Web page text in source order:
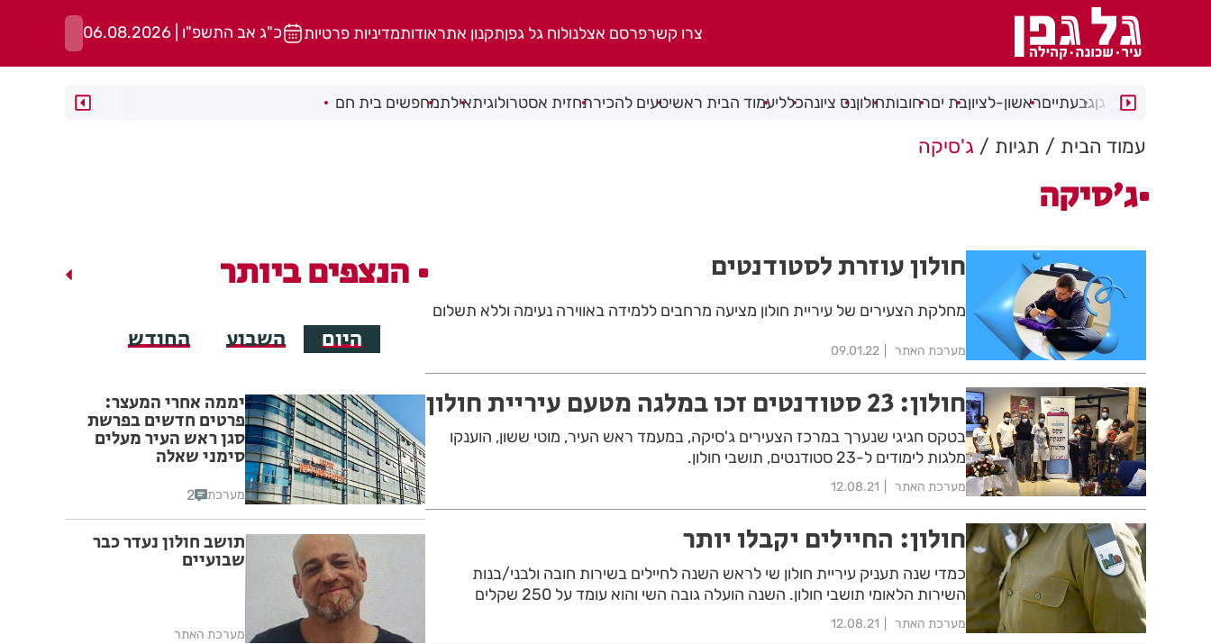
צרו קשרפרסם אצלנולוח גל גפןתקנון אתראודותמדיניות פרטיות כ"ג אב התשפ"ו | 06.08.2026
רמת גןגבעתייםראשון-לציוןבת יםרחובותחולוןנס ציונהכלליעמוד הבית ראשיטעים להכירתחזית אסטרולוגיתאילתמחפשים בית חם
עמוד הבית תגיות ג'סיקה
ג'סיקה
חולון עוזרת לסטודנטים
מחלקת הצעירים של עיריית חולון מציעה מרחבים ללמידה באווירה נעימה וללא תשלום
מערכת האתר 09.01.22
חולון: 23 סטודנטים זכו במלגה מטעם עיריית חולון
בטקס חגיגי שנערך במרכז הצעירים ג'סיקה, במעמד ראש העיר, מוטי ששון, הוענקו
מלגות לימודים ל-23 סטודנטים, תושבי חולון.
מערכת האתר 12.08.21
חולון: החיילים יקבלו יותר
כמדי שנה תעניק עיריית חולון שי לראש השנה לחיילים בשירות חובה ולבני/בנות
השירות הלאומי תושבי חולון. השנה הועלה גובה השי והוא עומד על 250 שקלים
מערכת האתר 12.08.21
הנצפים ביותר
היום השבוע החודש
יממה אחרי המעצר:
פרטים חדשים בפרשת
סגן ראש העיר מעלים
סימני שאלה
מערכת 2
תושב חולון נעדר כבר
שבועיים
מערכת האתר